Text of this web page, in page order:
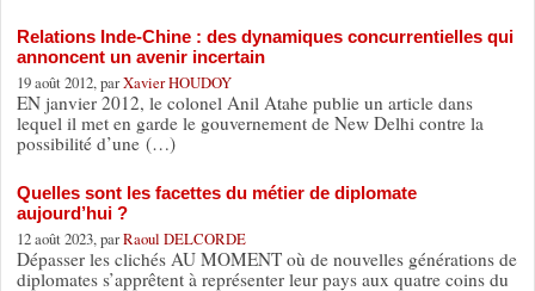
Relations Inde-Chine : des dynamiques concurrentielles qui
annoncent un avenir incertain
19 août 2012, parXavier HOUDOY
EN janvier 2012, le colonel Anil Atahe publie un article dans
lequel il met en garde le gouvernement de New Delhi contre la
possibilité d’une (…)
Quelles sont les facettes du métier de diplomate
aujourd’hui ?
12 août 2023, parRaoul DELCORDE
Dépasser les clichés AU MOMENT où de nouvelles générations de
diplomates s’apprêtent à représenter leur pays aux quatre coins du